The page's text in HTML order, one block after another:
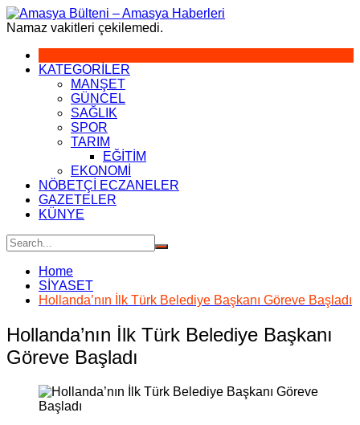
Skip
to
Namaz vakitleri çekilemedi.
KATEGORİLER
MANŞET
GÜNCEL
SAĞLIK
SPOR
TARIM
EĞİTİM
EKONOMİ
NÖBETÇİ ECZANELER
GAZETELER
KÜNYE
Home
SİYASET
Hollanda’nın İlk Türk Belediye Başkanı Göreve Başladı
Hollanda’nın İlk Türk Belediye Başkanı
Göreve Başladı